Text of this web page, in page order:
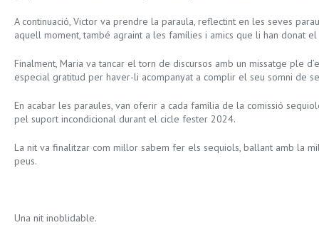
A continuació, Victor va prendre la paraula, reflectint en les seves
aquell moment, també agraint a les famílies i amics que li han donat
Finalment, Maria va tancar el torn de discursos amb un missatge ple
especial gratitud per haver-li acompanyat a complir el seu somni de
En acabar les paraules, van oferir a cada família de la comissió
pel suport incondicional durant el cicle fester 2024.
La nit va finalitzar com millor sabem fer els sequiols, ballant amb la
peus.
Una nit inoblidable.